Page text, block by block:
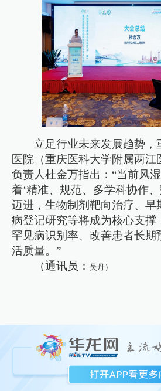
立足行业未来发展趋势，
医院（重庆医科大学附属两
负责人杜金万指出：“当前风
着‘精准、规范、多学科协作
迈进，生物制剂靶向治疗、早
病登记研究等将成为核心支撑
罕见病识别率、改善患者长期
活质量。”
（通讯员：吴丹）